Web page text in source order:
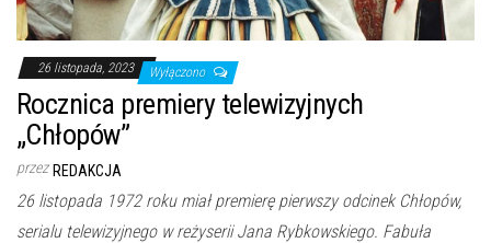
26 listopada, 2023 Wyłączono
Rocznica premiery telewizyjnych
„Chłopów”
przez REDAKCJA
26 listopada 1972 roku miał premierę pierwszy odcinek Chłopów,
serialu telewizyjnego w reżyserii Jana Rybkowskiego. Fabuła